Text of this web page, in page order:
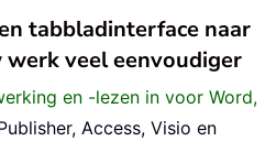
tabbladinterface naar
veel eenvoudiger
en -lezen in voor Word,
Access, Visio en